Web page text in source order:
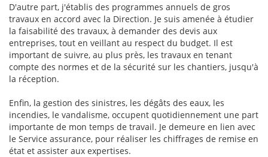
D'autre part, j'établis des programmes annuels de gros
travaux en accord avec la Direction. Je suis amenée à étudier
la faisabilité des travaux, à demander des devis aux
entreprises, tout en veillant au respect du budget. Il est
important de suivre, au plus près, les travaux en tenant
compte des normes et de la sécurité sur les chantiers, jusqu'à
la réception.
Enfin, la gestion des sinistres, les dégâts des eaux, les
incendies, le vandalisme, occupent quotidiennement une part
importante de mon temps de travail. Je demeure en lien avec
le Service assurance, pour réaliser les chiffrages de remise en
état et assister aux expertises.